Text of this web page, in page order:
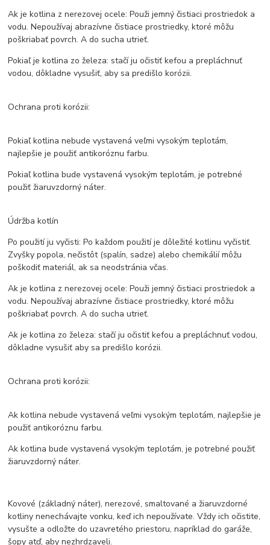
Ak je kotlina z nerezovej ocele: Použi jemný čistiaci prostriedok a
vodu. Nepoužívaj abrazívne čistiace prostriedky, ktoré môžu
poškriabať povrch. A do sucha utrieť.
Pokiaľ je kotlina zo železa: stačí ju očistiť kefou a prepláchnuť
vodou, dôkladne vysušiť, aby sa predišlo korózii.
Ochrana proti korózii:
Pokiaľ kotlina nebude vystavená veľmi vysokým teplotám,
najlepšie je použiť antikoróznu farbu.
Pokiaľ kotlina bude vystavená vysokým teplotám, je potrebné
použiť žiaruvzdorný náter.
Údržba kotlín
Po použití ju vyčisti: Po každom použití je dôležité kotlinu vyčistiť.
Zvyšky popola, nečistôt (spalín, sadze) alebo chemikálií môžu
poškodiť materiál, ak sa neodstránia včas.
Ak je kotlina z nerezovej ocele: Použi jemný čistiaci prostriedok a
vodu. Nepoužívaj abrazívne čistiace prostriedky, ktoré môžu
poškriabať povrch. A do sucha utrieť.
Ak je kotlina zo železa: stačí ju očistiť kefou a prepláchnuť vodou,
dôkladne vysušiť aby sa predišlo korózii.
Ochrana proti korózii:
Ak kotlina nebude vystavená veľmi vysokým teplotám, najlepšie je
použiť antikoróznu farbu.
Ak kotlina bude vystavená vysokým teplotám, je potrebné použiť
žiaruvzdorný náter.
Kovové (základný náter), nerezové, smaltované a žiaruvzdorné
kotliny nenechávajte vonku, keď ich nepoužívate. Vždy ich očistite,
vysušte a odložte do uzavretého priestoru, napríklad do garáže,
šopy atď, aby nezhrdzaveli.